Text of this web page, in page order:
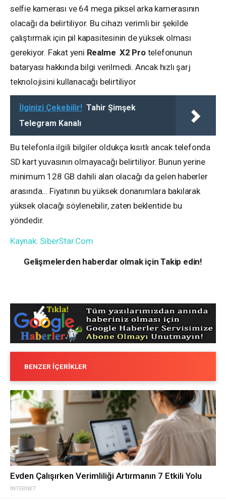
selfie kamerası ve 64 mega piksel arka kamerasının
olacağı da belirtiliyor. Bu cihazı verimli bir şekilde
çalıştırmak için pil kapasitesinin de yüksek olması
gerekiyor. Fakat yeni Realme X2 Protelefonunun
bataryası hakkında bilgi verilmedi. Ancak hızlı şarj
teknolojisini kullanacağı belirtiliyor
İlginizi Çekebilir! Tahir Şimşek
Telegram Kanalı
Bu telefonla ilgili bilgiler oldukça kısıtlı ancak telefonda
SD kart yuvasının olmayacağı belirtiliyor. Bunun yerine
minimum 128 GB dahili alan olacağı da gelen haberler
arasında… Fiyatının bu yüksek donanımlara bakılarak
yüksek olacağı söylenebilir, zaten beklentide bu
yöndedir.
Kaynak: SiberStar.Com
Gelişmelerden haberdar olmak için Takip edin!
BENZER İÇERIKLER
İNTERNET
Evden Çalışırken Verimliliği Artırmanın 7 Etkili Yolu